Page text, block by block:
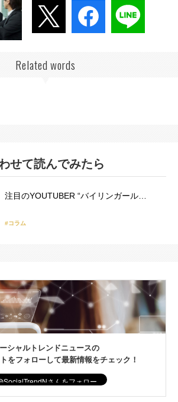
Related words
せて読んでみたら
注目のYOUTUBER “バイリンガール…
#コラム
シャルトレンドニュースの
をフォローして最新情報をチェック！